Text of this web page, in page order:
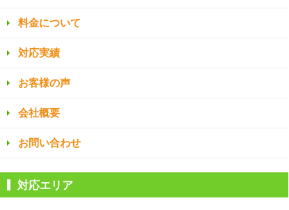
料金について
対応実績
お客様の声
会社概要
お問い合わせ
対応エリア